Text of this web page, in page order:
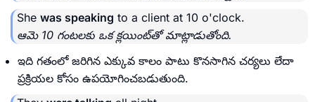
She was speaking to a client at 10 o'clock.
ఆమె 10 గంటలకు ఒక క్లయింట్‌తో మాట్లాడుతోంది.
ఇది గతంలో జరిగిన ఎక్కువ కాలం పాటు కొనసాగిన చర్యలు లేదా
ప్రక్రియల కోసం ఉపయోగించబడుతుంది.